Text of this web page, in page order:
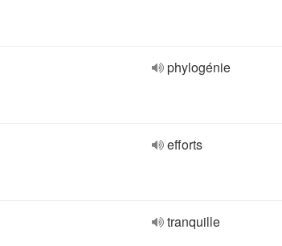
phylogénie
efforts
tranquille